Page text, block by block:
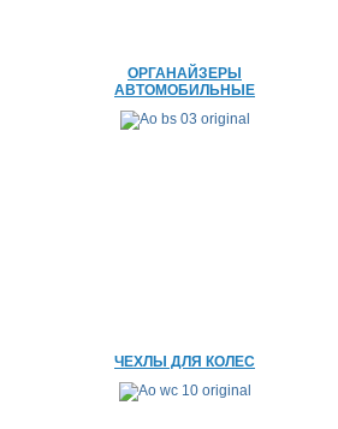
ОРГАНАЙЗЕРЫ
АВТОМОБИЛЬНЫЕ
ЧЕХЛЫ ДЛЯ КОЛЕС